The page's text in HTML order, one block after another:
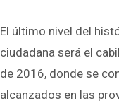
El último nivel del
ciudadana será el
de 2016, donde se
alcanzados en las